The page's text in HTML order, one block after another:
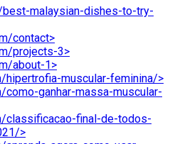
malaysian-dishes-to-try-
contact>
projects-3>
about-1>
hipertrofia-muscular-feminina/>
ganhar-massa-muscular-
classificacao-final-de-todos-
>